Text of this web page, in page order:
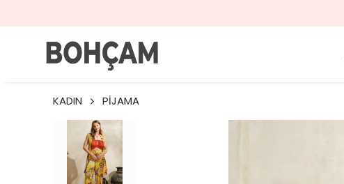
KADIN PİJAMA